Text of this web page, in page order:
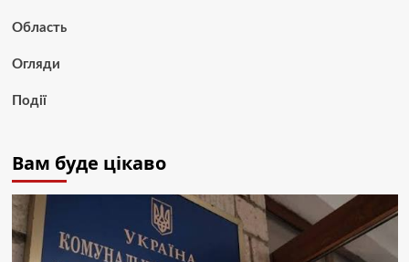
Область
Огляди
Події
Вам буде цікаво